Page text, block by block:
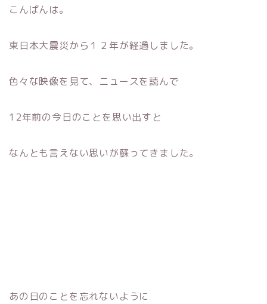
こんばんは。
東日本大震災から１２年が経過しました。
色々な映像を見て、ニュースを読んで
12年前の今日のことを思い出すと
なんとも言えない思いが蘇ってきました。
あの日のことを忘れないように